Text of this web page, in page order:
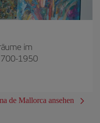
im
1950
de Mallorca ansehen